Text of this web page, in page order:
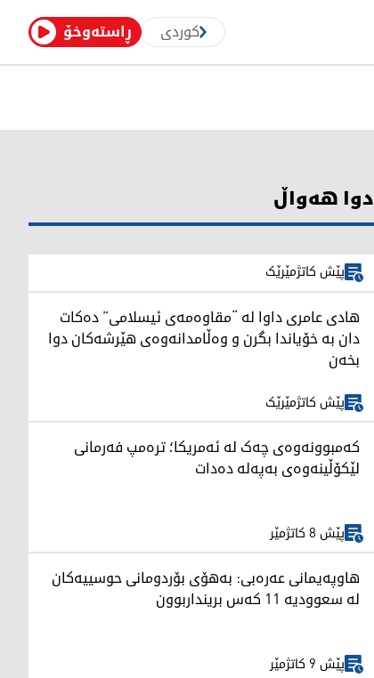
ڕاستەوخۆ کوردی
دوا هەواڵ
پێش کاتژمێرێک
هادی عامری داوا لە “مقاوەمەی ئیسلامی” دەکات
دان بە خۆیاندا بگرن و وەڵامدانەوەی هێرشەکان دوا
بخەن
پێش کاتژمێرێک
کەمبوونەوەی چەک لە ئەمریکا؛ ترەمپ فەرمانی
لێکۆڵینەوەی بەپەلە دەدات
پێش 8 کاتژمێر
هاوپەیمانی عەرەبی: بەهۆی بۆردومانی حوسییەکان
لە سعوودیە 11 کەس برینداربوون
پێش 9 کاتژمێر